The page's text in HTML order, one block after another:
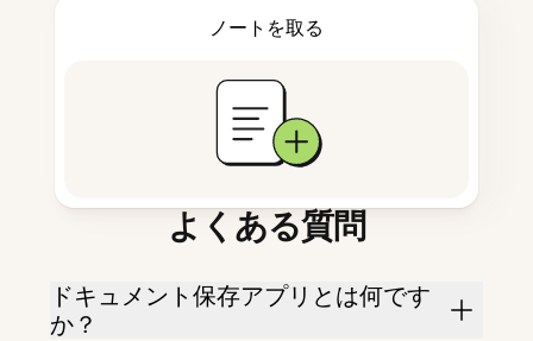
ノートを取る
よくある質問
ドキュメント保存アプリとは何です
か？